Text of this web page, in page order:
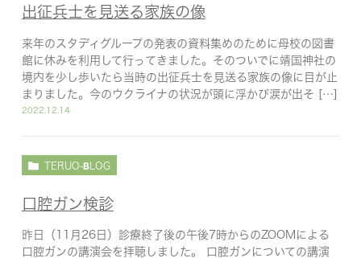
出征兵士を見送る家族の像
来年のスタディグループの発表の資料集めのために母校の図書
館に休みを利用して行ってきました。そのついでに靖国神社の
境内を少し歩いたら当時の出征兵士を見送る家族の像に目が止
まりました。今のウクライナの状況が頭に浮かび涙が出そ […]
2022.12.14
TERUO-BLOG
口腔ガン検診
昨日（11月26日）診療終了後の午後7時からのZOOMによる
口腔ガンの講演会を拝聴しました。 口腔ガンについての講演